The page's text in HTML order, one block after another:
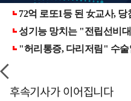
후속기사가 이어집니다